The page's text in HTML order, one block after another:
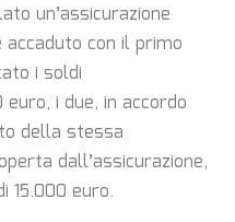
un’assicurazione
con il primo
i soldi
euro, i due, in accordo
della stessa
dall’assicurazione,
15.000 euro.